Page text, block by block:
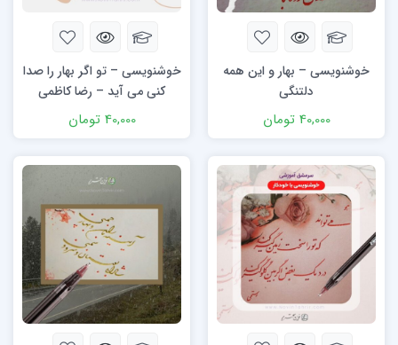
خوشنویسی – بهار و این همه
دلتنگی
40,000 تومان
خوشنویسی – تو اگر بهار را صدا
کنی می آید – رضا کاظمی
40,000 تومان